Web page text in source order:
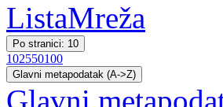
ListaMreža
Po stranici: 10
102550100
Glavni metapodatak (A->Z)